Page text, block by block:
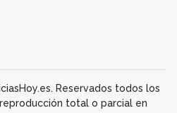
Reservados todos los
total o parcial en